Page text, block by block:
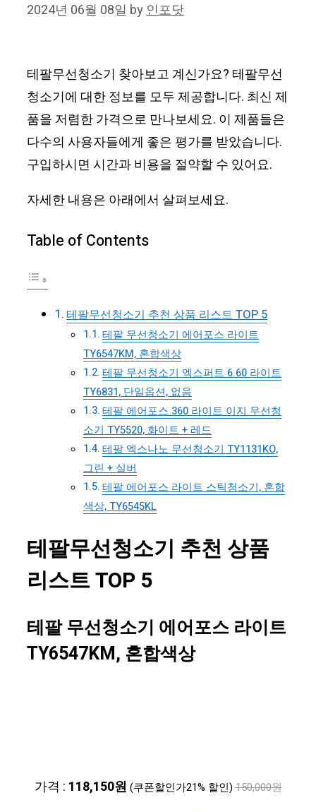
2024년 06월 08일 by인포닷
테팔무선청소기 찾아보고 계신가요? 테팔무선
청소기에 대한 정보를 모두 제공합니다. 최신 제
품을 저렴한 가격으로 만나보세요. 이 제품들은
다수의 사용자들에게 좋은 평가를 받았습니다.
구입하시면 시간과 비용을 절약할 수 있어요.
자세한 내용은 아래에서 살펴보세요.
Table of Contents
테팔무선청소기 추천 상품 리스트 TOP 5
테팔 무선청소기 에어포스 라이트
TY6547KM, 혼합색상
테팔 무선청소기 엑스퍼트 6.60 라이트
TY6831, 단일옵션, 없음
테팔 에어포스 360 라이트 이지 무선청
소기 TY5520, 화이트 + 레드
테팔 엑스나노 무선청소기 TY1131KO,
그린 + 실버
테팔 에어포스 라이트 스틱청소기, 혼합
색상, TY6545KL
테팔무선청소기 추천 상품
리스트 TOP 5
테팔 무선청소기 에어포스 라이트
TY6547KM, 혼합색상
가격 : 118,150원 (쿠폰할인가21% 할인) 150,000원